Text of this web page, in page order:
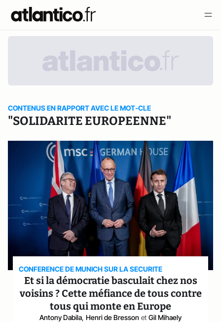
CONTENUS EN RAPPORT AVEC LE MOT-CLE
"SOLIDARITE EUROPEENNE"
CONFERENCE DE MUNICH SUR LA SECURITE
Et si la démocratie basculait chez nos
voisins ? Cette méfiance de tous contre
tous qui monte en Europe
Antony Dabila, Henri de Bresson et Gil Mihaely